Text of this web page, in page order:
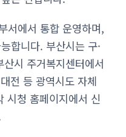
서에서 통합 운영하며,
합니다. 부산시는 구·
시 주거복지센터에서
전 등 광역시도 자체
시청 홈페이지에서 신